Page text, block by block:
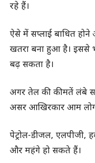
रहे हैं।
ऐसे में सप्लाई बाधित
खतरा बना हुआ है। इससे
बढ़ सकता है।
अगर तेल की कीमतें लंबे
असर आखिरकार आम
पेट्रोल-डीजल, एलपीजी,
और महंगे हो सकते हैं।